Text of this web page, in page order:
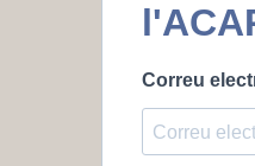
Correu